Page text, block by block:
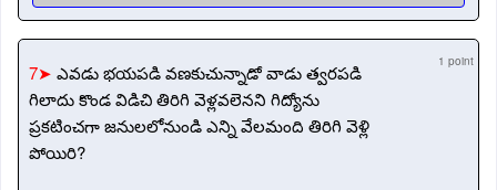
7➤ ఎవడు భయపడి వణకుచున్నాడో వాడు త్వరపడి
గిలాదు కొండ విడిచి తిరిగి వెళ్లవలెనని గిద్యోను
ప్రకటించగా జనులలోనుండి ఎన్ని వేలమంది తిరిగి వెళ్లి
పోయిరి?
1 point